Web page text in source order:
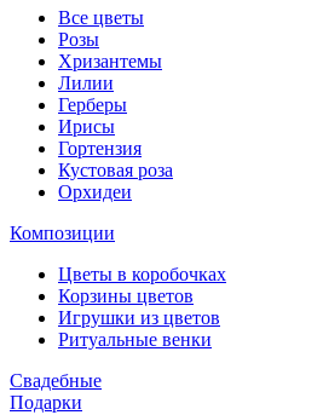
Все цветы
Розы
Хризантемы
Лилии
Герберы
Ирисы
Гортензия
Кустовая роза
Орхидеи
Композиции
Цветы в коробочках
Корзины цветов
Игрушки из цветов
Ритуальные венки
Свадебные
Подарки